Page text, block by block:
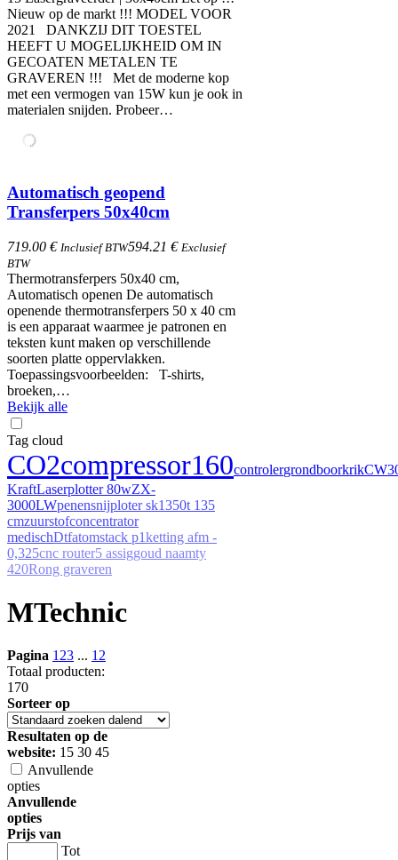
Nieuw op de markt !!! MODEL VOOR
2021 DANKZIJ DIT TOESTEL
HEEFT U MOGELIJKHEID OM IN
GECOATEN METALEN TE
GRAVEREN !!! Met de moderne kop
met een vermogen van 15W kun je ook in
materialen snijden. Probeer…
Automatisch geopend
Transferpers 50x40cm
719.00 € Inclusief BTW594.21 € Exclusief
BTW
Thermotransferpers 50x40 cm,
Automatisch openen De automatisch
openende thermotransferpers 50 x 40 cm
is een apparaat waarmee je patronen en
teksten kunt maken op verschillende
soorten platte oppervlakken.
Toepassingsvoorbeelden: T-shirts,
broeken,…
Bekijk alle
Tag cloud
CO2compressor160controlergrondboorkrik
KraftLaserplotter 80wZX-
3000LWpenensnijploter sk1350t 135
cmzuurstofconcentrator
medischDtfatomstack p1ketting afm -
0,325cnc router5 assiggoud naamty
420Rong graveren
MTechnic
Pagina 123 ... 12
Totaal producten:
170
Sorteer op
Resultaten op de
website: 15 30 45
Anvullende
opties
Anvullende
opties
Prijs van
Tot